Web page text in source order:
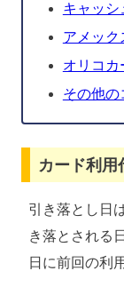
キャッシ
アメック
オリコカ
その他の
カード利用
引き落とし日
き落とされる
日に前回の利